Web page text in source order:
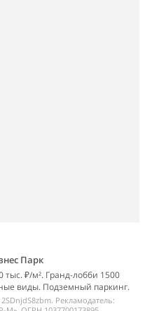
Парк
тыс. ₽/м². Гранд-лобби 1500
виды. Подземный паркинг.
Рекламодатель: